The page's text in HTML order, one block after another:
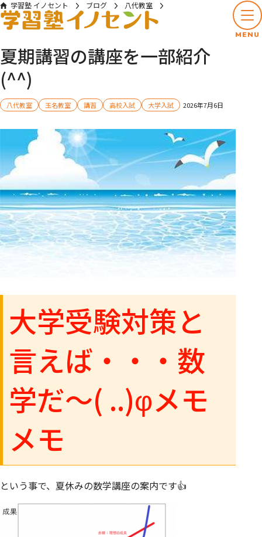
MENU
学習塾 イノセント ブログ
八代教室
夏期講習の講座を一部紹介(^^)
夏期講習の講座を一部紹介
(^^)
八代教室 玉名教室 講習 高校入試 大学入試 2026年7月6日
大学受験対策と
言えば・・・ 数
学だ～( ..)φメモ
メモ
という事で、夏休みの数学講座の案内です👍